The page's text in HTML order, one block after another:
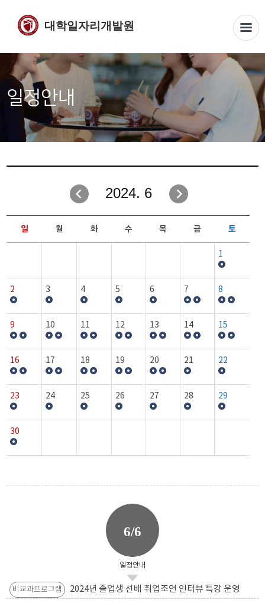
대학일자리개발원
일정안내
2024. 6
일 월 화 수 목 금 토
1
2 3 4 5 6 7 8
9 10 11 12 13 14 15
16 17 18 19 20 21 22
23 24 25 26 27 28 29
30
6/6
일정안내
비교과프로그램 2024년 졸업생 선배 취업조언 인터뷰 특강 운영